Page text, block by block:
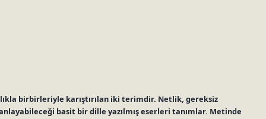
birbirleriyle karıştırılan iki terimdir. Netlik, gereksiz
basit bir dille yazılmış eserleri tanımlar. Metinde